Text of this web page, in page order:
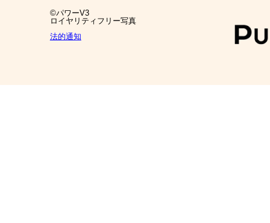
©パワーV3
ロイヤリティフリー写真
法的通知